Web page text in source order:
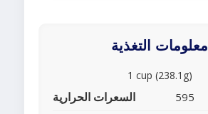
معلومات التغذية
1 cup (238.1g)
السعرات الحرارية 595